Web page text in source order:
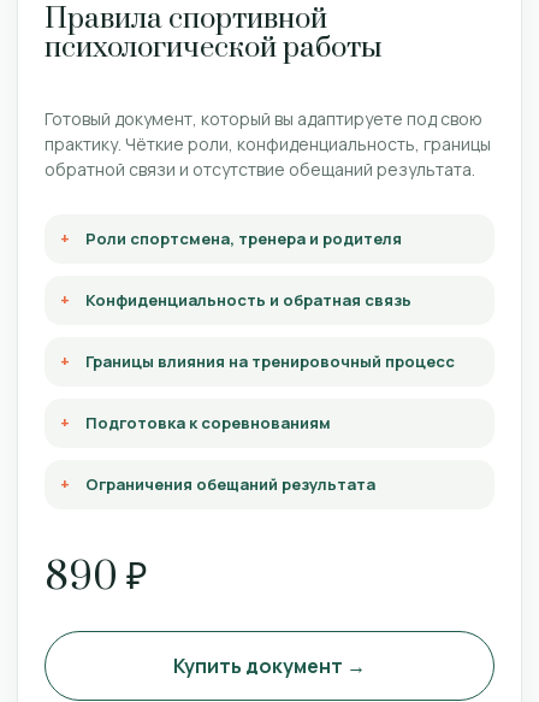
Правила спортивной
психологической работы
Готовый документ, который вы адаптируете под свою
практику. Чёткие роли, конфиденциальность, границы
обратной связи и отсутствие обещаний результата.
Роли спортсмена, тренера и родителя
Конфиденциальность и обратная связь
Границы влияния на тренировочный процесс
Подготовка к соревнованиям
Ограничения обещаний результата
890 ₽
Купить документ →